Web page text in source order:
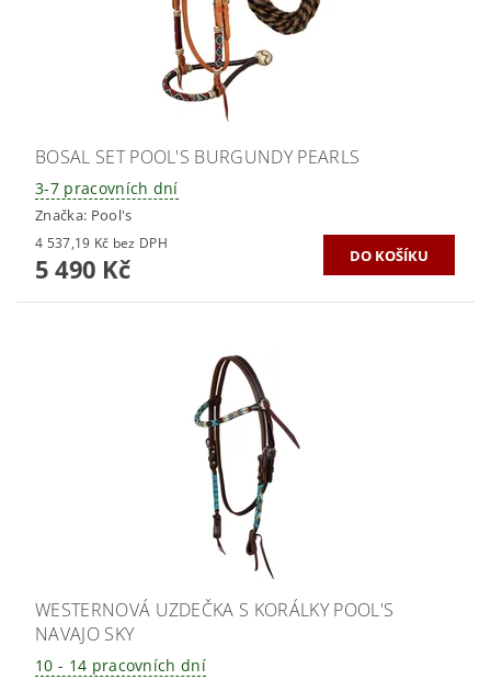
BOSAL SET POOL'S BURGUNDY PEARLS
3-7 pracovních dní
Značka: Pool's
4 537,19 Kč bez DPH
5 490 Kč
WESTERNOVÁ UZDEČKA S KORÁLKY POOL'S
NAVAJO SKY
10 - 14 pracovních dní